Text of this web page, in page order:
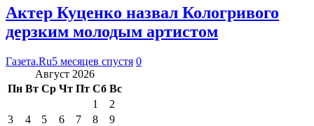
Актер Куценко назвал Кологривого
дерзким молодым артистом
Газета.Ru5 месяцев спустя 0
Август 2026
Пн Вт Ср Чт Пт Сб Вс
1
2
3
4 5 6 7 8
9